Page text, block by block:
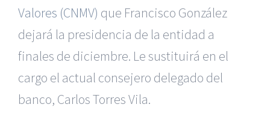
Valores (CNMV) que Francisco González
dejará la presidencia de la entidad a
finales de diciembre. Le sustituirá en el
cargo el actual consejero delegado del
banco, Carlos Torres Vila.